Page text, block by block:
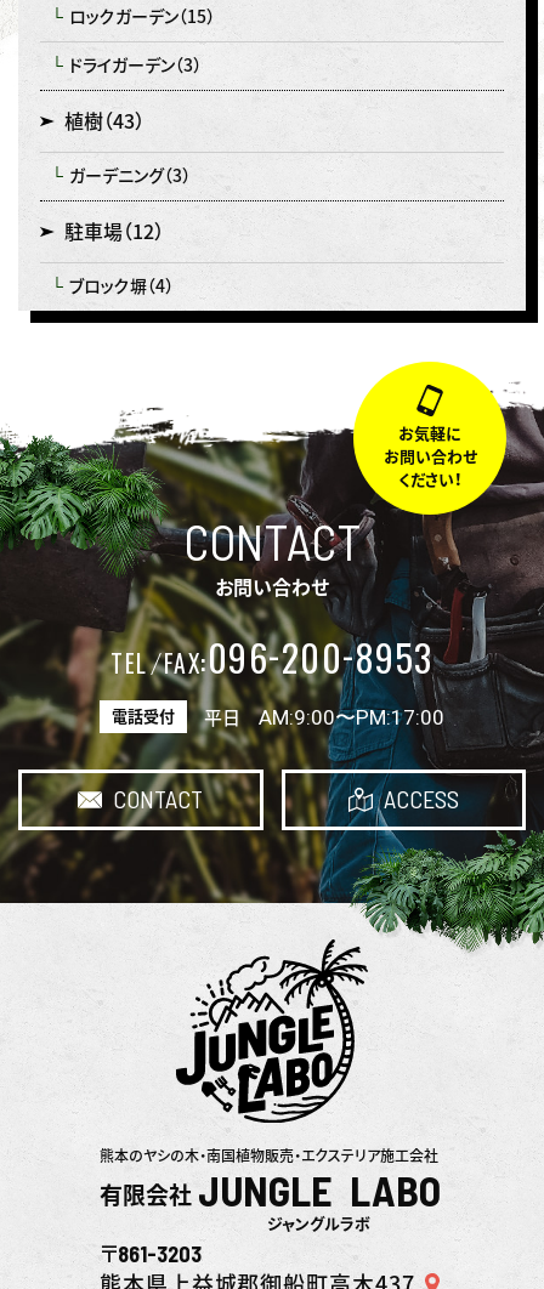
ロックガーデン（15）
ドライガーデン（3）
植樹（43）
ガーデニング（3）
駐車場（12）
ブロック塀（4）
CONTACT
お問い合わせ
お気軽に
お問い合わせ
ください！
TEL FAX:096-200-8953
電話受付 平日AM:9:00〜PM:17:00
CONTACT ACCESS
熊本のヤシの木・南国植物販売・エクステリア施工会社
有限会社 JUNGLE LABO
ジャングルラボ
〒861-3203
熊本県上益城郡御船町高木437